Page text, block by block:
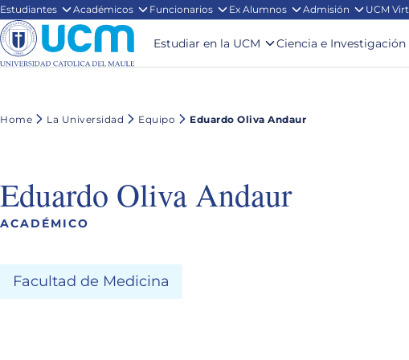
Estudiantes Académicos Funcionarios Ex Alumnos Admisión UCM
Estudiar en la UCM Ciencia e Investigación
Home La Universidad Equipo Eduardo Oliva Andaur
Eduardo Oliva Andaur
ACADÉMICO
Facultad de Medicina